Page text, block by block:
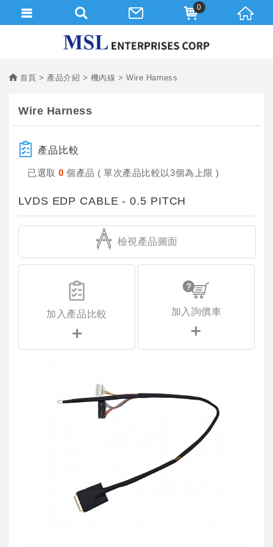
首頁 產品介紹 機內線 Wire Harness
Wire Harness
產品比較
已選取 0個產品 ( 單次產品比較以3個為上限 )
LVDS EDP CABLE - 0.5 PITCH
檢視產品圖面
加入產品比較 加入詢價車
0